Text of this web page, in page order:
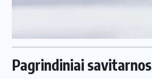
Pagrindiniai